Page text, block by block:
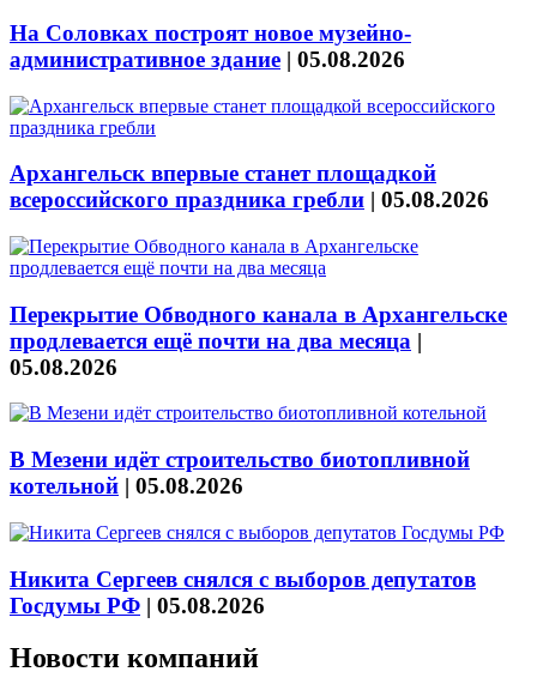
На Соловках построят новое музейно-
административное здание | 05.08.2026
Архангельск впервые станет площадкой
всероссийского праздника гребли | 05.08.2026
Перекрытие Обводного канала в Архангельске
продлевается ещё почти на два месяца |
05.08.2026
В Мезени идёт строительство биотопливной
котельной | 05.08.2026
Никита Сергеев снялся с выборов депутатов
Госдумы РФ | 05.08.2026
Новости компаний